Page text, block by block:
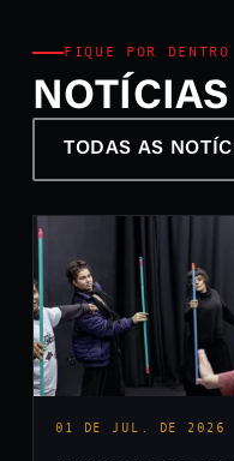
FIQUE POR DENTRO
NOTÍCIAS
TODAS AS
01 DE JUL. DE 2026